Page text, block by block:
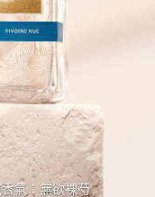
氣：無欲裸芍